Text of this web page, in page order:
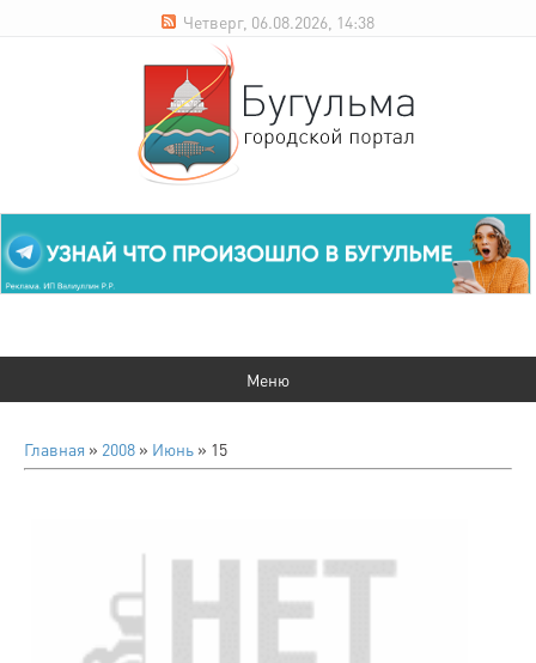
Четверг, 06.08.2026, 14:38
Главная » 2008 » Июнь » 15